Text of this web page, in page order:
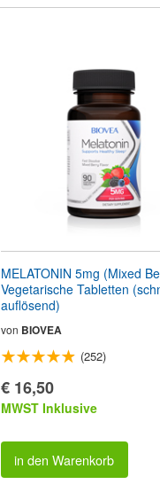
MELATONIN 5mg (Mixed
Vegetarische Tabletten
auflösend)
von BIOVEA
(252)
€ 16,50
MWST Inklusive
in den Warenkorb